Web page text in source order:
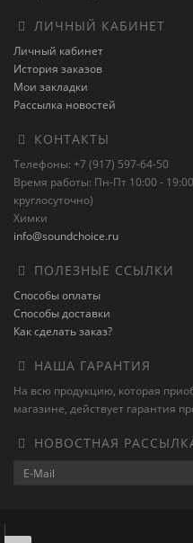
ЛИЧНЫЙ КАБИНЕТ
Личный кабинет
История заказов
Мои закладки
Рассылка новостей
КОНТАКТЫ
Телефоны: +7 (917) 597-64-50
Время работы: Пн-Пт 10:00 -
круглосуточно)
Химки
info@soundchoice.ru
ПОЛЕЗНЫЕ ССЫЛКИ
Способы оплаты
Способы доставки
Как сделать заказ?
НАША ГАРАНТИЯ
На всю продукцию, которая
магазине, действует гарантия
НОВОСТНАЯ